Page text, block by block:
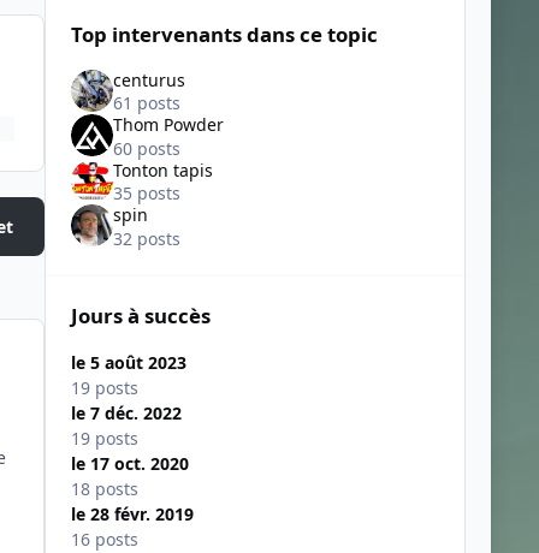
Top intervenants dans ce topic
centurus
61 posts
Thom Powder
60 posts
Tonton tapis
35 posts
spin
32 posts
Jours à succès
le 5 août 2023
19 posts
le 7 déc. 2022
19 posts
le 17 oct. 2020
18 posts
le 28 févr. 2019
16 posts